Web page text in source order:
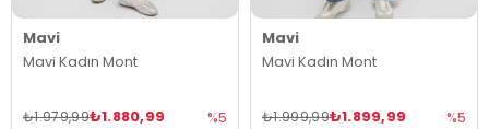
Mavi
Mavi Kadın Mont
₺1.880,99
₺1.979,99 %5
Mavi
Mavi Kadın Mont
₺1.899,99
₺1.999,99 %5